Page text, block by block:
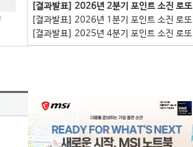
[결과발표] 2026년 2분기 포인트 소진 로또
[결과발표] 2026년 1분기 포인트 소진 로또
[결과발표] 2025년 4분기 포인트 소진 로또